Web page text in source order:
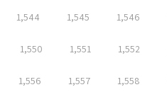
1,544 1,545 1,546
1,550 1,551 1,552
1,556 1,557 1,558